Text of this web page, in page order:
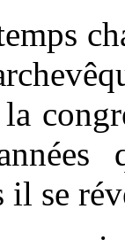
la
il se